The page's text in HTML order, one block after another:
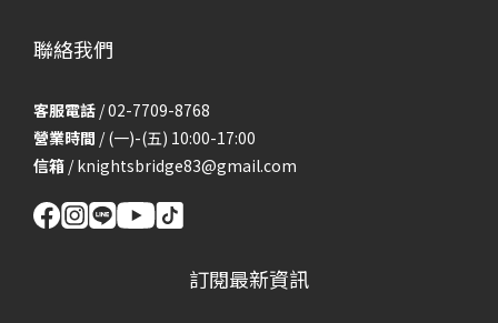
聯絡我們
客服電話 / 02-7709-8768
營業時間 / (一)-(五) 10:00-17:00
信箱 /knightsbridge83@gmail.com
訂閱最新資訊